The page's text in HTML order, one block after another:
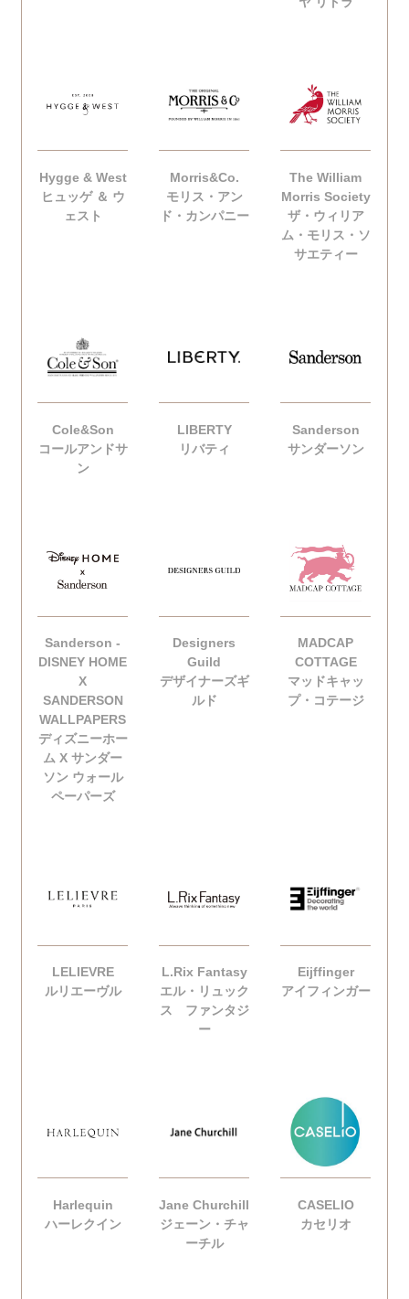
Hygge & West
ヒュッゲ ＆ ウ
ェスト
Morris&Co.
モリス・アン
ド・カンパニー
The William
Morris Society
ザ・ウィリア
ム・モリス・ソ
サエティー
Cole&Son
コールアンドサ
ン
LIBERTY
リバティ
Sanderson
サンダーソン
Sanderson -
DISNEY HOME
X
SANDERSON
WALLPAPERS
ディズニーホー
ム X サンダー
ソン ウォール
ペーパーズ
Designers
Guild
デザイナーズギ
ルド
MADCAP
COTTAGE
マッドキャッ
プ・コテージ
LELIEVRE
ルリエーヴル
L.Rix Fantasy
エル・リュック
ス ファンタジ
ー
Eijffinger
アイフィンガー
Harlequin
ハーレクイン
Jane Churchill
ジェーン・チャ
ーチル
CASELIO
カセリオ